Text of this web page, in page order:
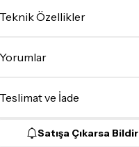
Teknik Özellikler
Monitör Sınıfı
Yorumlar
Teslimat ve İade
Teslimat Koşulları
Satışa Çıkarsa Bildir